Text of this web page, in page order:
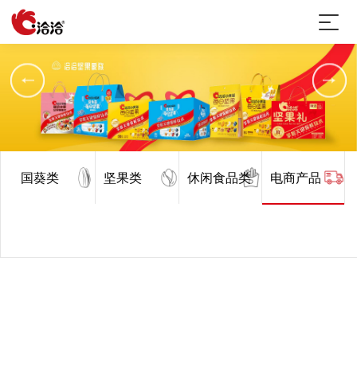
国葵类 坚果类 休闲食品类 电商产品